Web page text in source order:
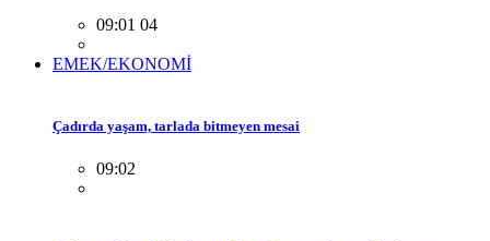
09:01 04
EMEK/EKONOMİ
Çadırda yaşam, tarlada bitmeyen mesai
09:02